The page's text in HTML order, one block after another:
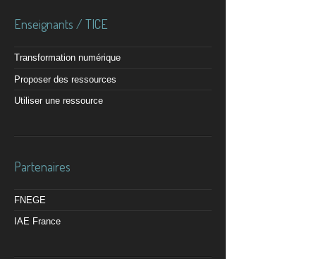
Enseignants / TICE
Transformation numérique
Proposer des ressources
Utiliser une ressource
Partenaires
FNEGE
IAE France